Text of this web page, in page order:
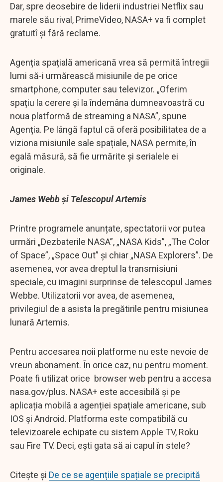
Dar, spre deosebire de liderii industriei Netflix sau
marele său rival, PrimeVideo, NASA+ va fi complet
gratuitî și fără reclame.
Agenția spațială americană vrea să permită întregii
lumi să-i urmărească misiunile de pe orice
smartphone, computer sau televizor. „Oferim
spațiu la cerere și la îndemâna dumneavoastră cu
noua platformă de streaming a NASA”, spune
Agenția. Pe lângă faptul că oferă posibilitatea de a
viziona misiunile sale spațiale, NASA permite, în
egală măsură, să fie urmărite și serialele ei
originale.
James Webb și Telescopul Artemis
Printre programele anunțate, spectatorii vor putea
urmări „Dezbaterile NASA”, „NASA Kids”, „The Color
of Space”, „Space Out” și chiar „NASA Explorers”. De
asemenea, vor avea dreptul la transmisiuni
speciale, cu imagini surprinse de telescopul James
Webbe. Utilizatorii vor avea, de asemenea,
privilegiul de a asista la pregătirile pentru misiunea
lunară Artemis.
Pentru accesarea noii platforme nu este nevoie de
vreun abonament. În orice caz, nu pentru moment.
Poate fi utilizat orice browser web pentru a accesa
nasa.gov/plus. NASA+ este accesibilă și pe
aplicația mobilă a agenției spațiale americane, sub
IOS și Android. Platforma este compatibilă cu
televizoarele echipate cu sistem Apple TV, Roku
sau Fire TV. Deci, ești gata să ai capul în stele?
Citește și De ce se agențiile spațiale se precipită